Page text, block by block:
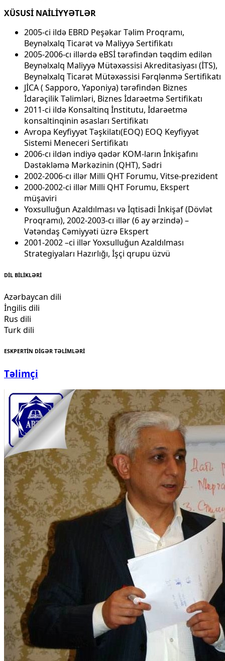
XÜSUSİ NAİLİYYƏTLƏR
2005-ci ildə EBRD Peşəkar Təlim Proqramı,
Beynəlxalq Ticarət və Maliyyə Sertifikatı
2005-2006-cı illərdə eBSİ tərəfindən təqdim edilən
Beynəlxalq Maliyyə Mütəxəssisi Akreditasiyası (İTS),
Beynəlxalq Ticarət Mütəxəssisi Fərqlənmə Sertifikatı
JİCA ( Sapporo, Yaponiya) tərəfindən Biznes
İdarəçilik Təlimləri, Biznes İdarəetmə Sertifikatı
2011-ci ildə Konsaltinq İnstitutu, İdarəetmə
konsaltinqinin əsasları Sertifikatı
Avropa Keyfiyyət Təşkilatı(EOQ) EOQ Keyfiyyət
Sistemi Meneceri Sertifikatı
2006-cı ildən indiyə qədər KOM-ların İnkişafını
Dəstəkləmə Mərkəzinin (QHT), Sədri
2002-2006-cı illər Milli QHT Forumu, Vitse-prezident
2000-2002-ci illər Milli QHT Forumu, Ekspert
müşaviri
Yoxsulluğun Azaldılması və İqtisadi İnkişaf (Dövlət
Proqramı), 2002-2003-cı illər (6 ay ərzində) –
Vətəndaş Cəmiyyəti üzrə Ekspert
2001-2002 –ci illər Yoxsulluğun Azaldılması
Strategiyaları Hazırlığı, İşçi qrupu üzvü
DİL BİLİKLƏRİ
Azərbaycan dili
İngilis dili
Rus dili
Turk dili
ESKPERTİN DİGƏR TƏLİMLƏRİ
Təlimçi